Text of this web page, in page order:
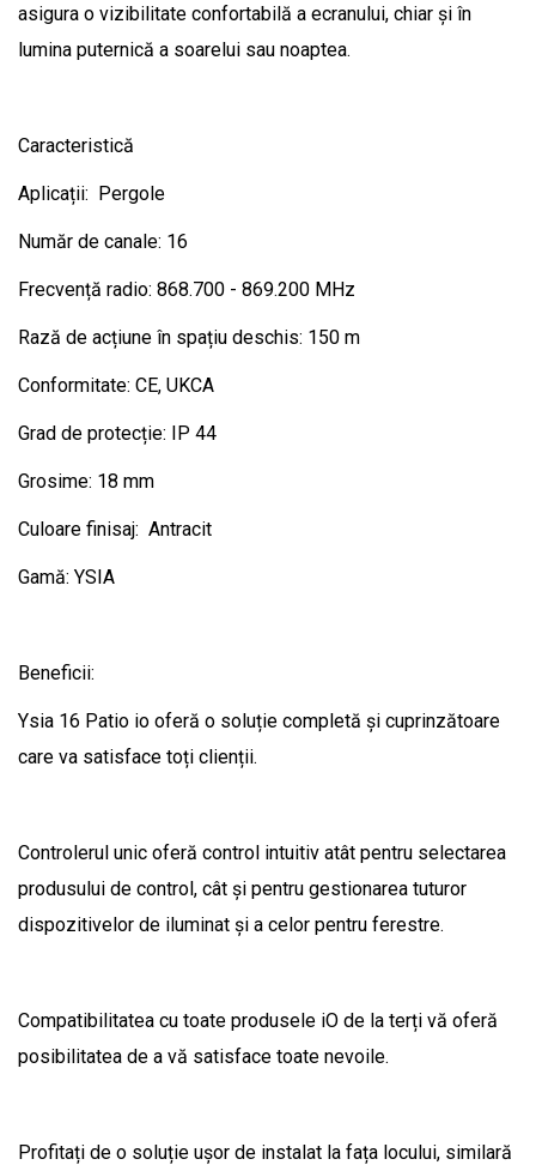
asigura o vizibilitate confortabilă a ecranului, chiar și în
lumina puternică a soarelui sau noaptea.
Caracteristică
Aplicații: Pergole
Număr de canale: 16
Frecvență radio: 868.700 - 869.200 MHz
Rază de acțiune în spațiu deschis: 150 m
Conformitate: CE, UKCA
Grad de protecție: IP 44
Grosime: 18 mm
Culoare finisaj: Antracit
Gamă: YSIA
Beneficii:
Ysia 16 Patio io oferă o soluție completă și cuprinzătoare
care va satisface toți clienții.
Controlerul unic oferă control intuitiv atât pentru selectarea
produsului de control, cât și pentru gestionarea tuturor
dispozitivelor de iluminat și a celor pentru ferestre.
Compatibilitatea cu toate produsele iO de la terți vă oferă
posibilitatea de a vă satisface toate nevoile.
Profitați de o soluție ușor de instalat la fața locului, similară